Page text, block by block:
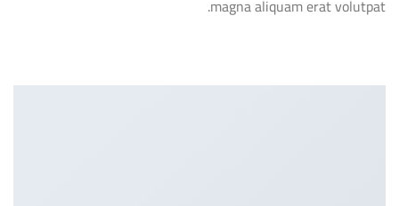
magna aliquam erat volutpat.